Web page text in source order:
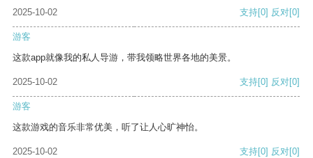
2025-10-02 支持[0] 反对[0]
游客
这款app就像我的私人导游，带我领略世界各地的美景。
2025-10-02 支持[0] 反对[0]
游客
这款游戏的音乐非常优美，听了让人心旷神怡。
2025-10-02 支持[0] 反对[0]